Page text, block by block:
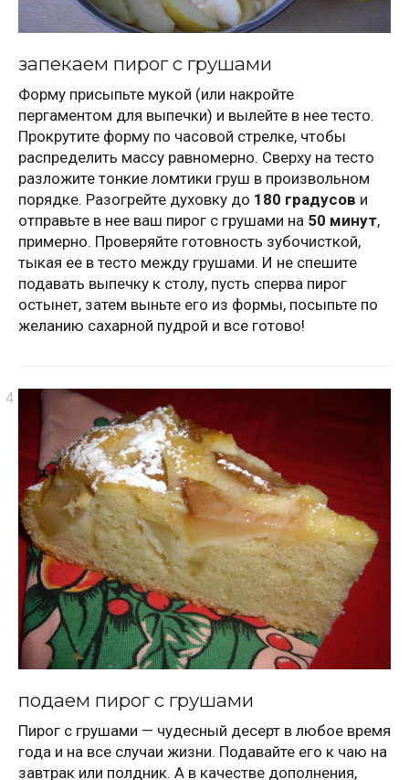
запекаем пирог с грушами
Форму присыпьте мукой (или накройте
пергаментом для выпечки) и вылейте в нее тесто.
Прокрутите форму по часовой стрелке, чтобы
распределить массу равномерно. Сверху на тесто
разложите тонкие ломтики груш в произвольном
порядке. Разогрейте духовку до 180 градусов и
отправьте в нее ваш пирог с грушами на 50 минут,
примерно. Проверяйте готовность зубочисткой,
тыкая ее в тесто между грушами. И не спешите
подавать выпечку к столу, пусть сперва пирог
остынет, затем выньте его из формы, посыпьте по
желанию сахарной пудрой и все готово!
подаем пирог с грушами
Пирог с грушами — чудесный десерт в любое время
года и на все случаи жизни. Подавайте его к чаю на
завтрак или полдник. А в качестве дополнения,